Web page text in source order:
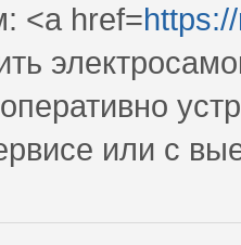
<a href=
или с